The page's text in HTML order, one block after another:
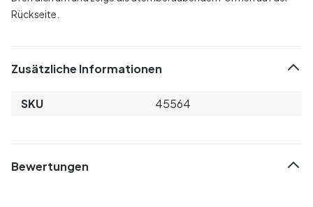
Rückseite.
Zusätzliche Informationen
SKU 45564
Bewertungen